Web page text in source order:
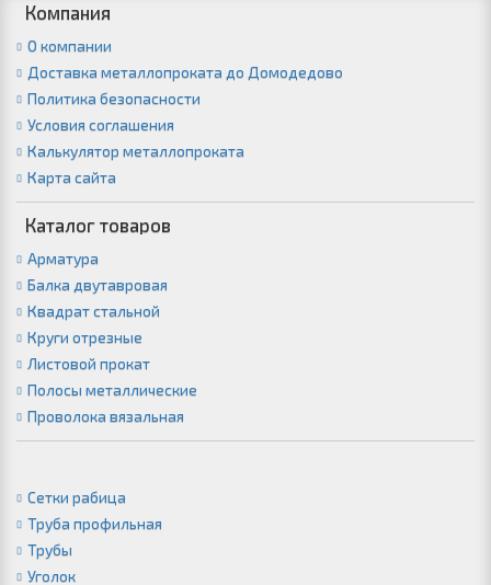
Компания
О компании
Доставка металлопроката до Домодедово
Политика безопасности
Условия соглашения
Калькулятор металлопроката
Карта сайта
Каталог товаров
Арматура
Балка двутавровая
Квадрат стальной
Круги отрезные
Листовой прокат
Полосы металлические
Проволока вязальная
Сетки рабица
Труба профильная
Трубы
Уголок